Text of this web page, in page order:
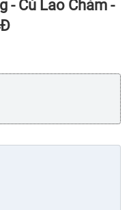
- Cù Lao Chàm -